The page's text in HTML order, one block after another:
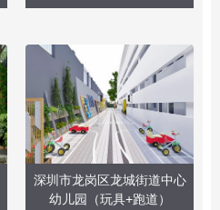
深圳市龙岗区龙城街道中心
幼儿园（玩具+跑道）